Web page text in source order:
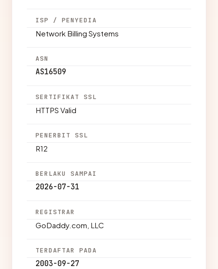
ISP / PENYEDIA
Network Billing Systems
ASN
AS16509
SERTIFIKAT SSL
HTTPS Valid
PENERBIT SSL
R12
BERLAKU SAMPAI
2026-07-31
REGISTRAR
GoDaddy.com, LLC
TERDAFTAR PADA
2003-09-27